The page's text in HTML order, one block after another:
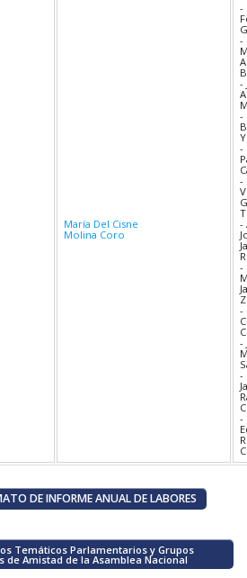
María Del Cisne
Molina Coro
-
-
-
-
-
-
-
-
-
-
-
-
DE INFORME ANUAL DE LABORES
Temáticos Parlamentarios y Grupos
Amistad de la Asamblea Nacional